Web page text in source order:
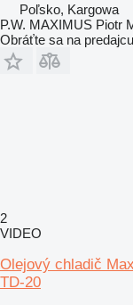
Poľsko, Kargowa
P.W. MAXIMUS Piotr
Obráťte sa na predajcu
2
VIDEO
Olejový chladič
TD-20